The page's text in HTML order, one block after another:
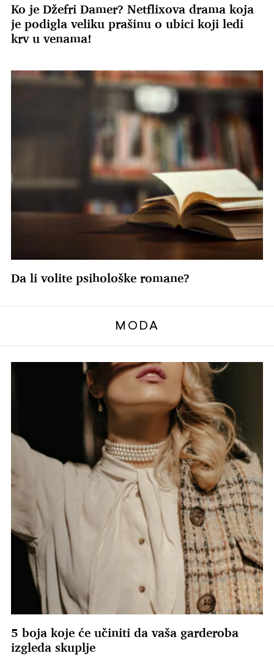
Ko je Džefri Damer? Netflixova drama koja
je podigla veliku prašinu o ubici koji ledi
krv u venama!
Da li volite psihološke romane?
MODA
5 boja koje će učiniti da vaša garderoba
izgleda skuplje